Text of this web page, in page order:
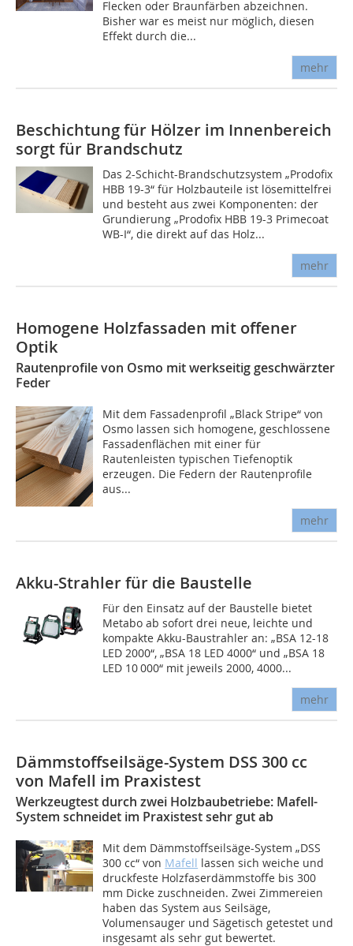
Flecken oder Braunfärben abzeichnen.
Bisher war es meist nur möglich, diesen
Effekt durch die...
mehr
Beschichtung für Hölzer im Innenbereich
sorgt für Brandschutz
Das 2-Schicht-Brandschutzsystem „Prodofix
HBB 19-3“ für Holzbauteile ist lösemittelfrei
und besteht aus zwei Komponenten: der
Grundierung „Prodofix HBB 19-3 Primecoat
WB-I“, die direkt auf das Holz...
mehr
Homogene Holzfassaden mit offener
Optik
Rautenprofile von Osmo mit werkseitig geschwärzter
Feder
Mit dem Fassadenprofil „Black Stripe“ von
Osmo lassen sich ­homogene, geschlossene
Fassadenflächen mit einer für
Rautenleisten typischen Tiefenoptik
erzeugen. Die Federn der Rautenprofile
aus...
mehr
Akku-Strahler für die Baustelle
Für den Einsatz auf der Baustelle bietet
Metabo ab sofort drei neue, leichte und
kompakte Akku-Baustrahler an: „BSA 12-18
LED 2000“, „BSA 18 LED 4000“ und „BSA 18
LED 10 000“ mit jeweils 2000, 4000...
mehr
Dämmstoffseilsäge-System DSS 300 cc
von Mafell im Praxistest
Werkzeugtest durch zwei Holzbaubetriebe: Mafell-
System schneidet im Praxistest sehr gut ab
Mit dem Dämmstoffseilsäge-System „DSS
300 cc“ von Mafell lassen sich weiche und
druckfeste Holzfaserdämmstoffe bis 300
mm Dicke zuschneiden. Zwei Zimmereien
haben das System aus Seilsäge,
Volumensauger und Sägetisch getestet und
insgesamt als sehr gut bewertet.